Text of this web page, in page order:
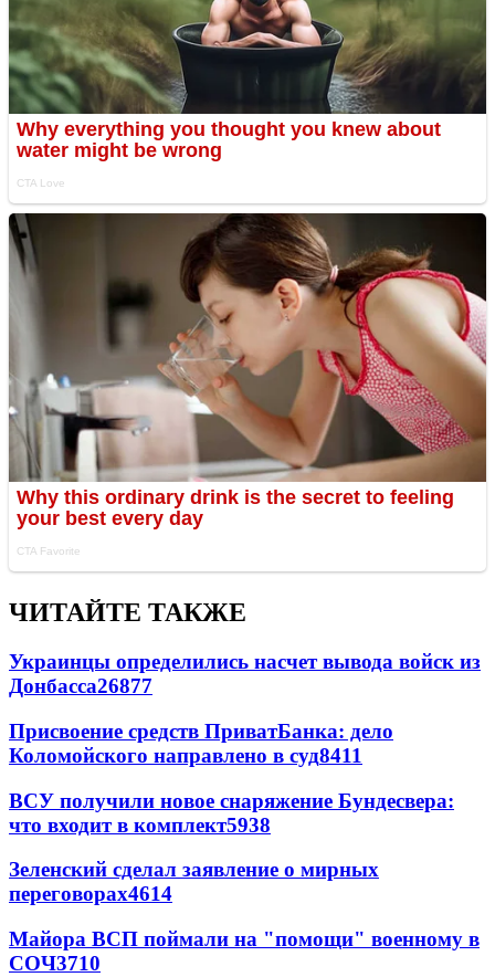
ЧИТАЙТЕ ТАКЖЕ
Украинцы определились насчет вывода войск из
Донбасса26877
Присвоение средств ПриватБанка: дело
Коломойского направлено в суд8411
ВСУ получили новое снаряжение Бундесвера:
что входит в комплект5938
Зеленский сделал заявление о мирных
переговорах4614
Майора ВСП поймали на "помощи" военному в
СОЧ3710